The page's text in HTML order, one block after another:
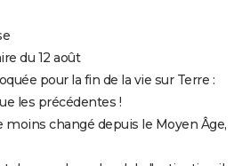
du 12 août
pour la fin de la vie sur Terre :
les précédentes !
moins changé depuis le Moyen Âge,